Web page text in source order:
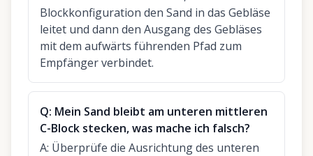
Blockkonfiguration den Sand in das Gebläse
leitet und dann den Ausgang des Gebläses
mit dem aufwärts führenden Pfad zum
Empfänger verbindet.
Q: Mein Sand bleibt am unteren mittleren
C-Block stecken, was mache ich falsch?
A: Überprüfe die Ausrichtung des unteren